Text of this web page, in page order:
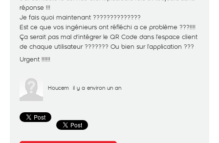
réponse !!!
Je fais quoi maintenant ??????????????
Est ce que vos ingénieurs ont réfléchi a ce problème ???!!!!
Ça serait pas mal d’intégrer le QR Code dans l’espace client
de chaque utilisateur ??????? Ou bien sur l’application ???
Urgent !!!!!!
Houcem il y a environ un an